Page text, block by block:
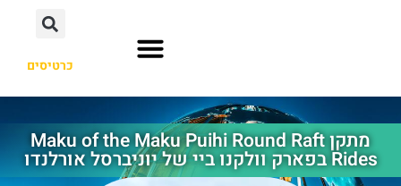
כרטיסים
מתקן Maku of the Maku Puihi Round Raft
Rides בפארק וולקנו ביי של יוניברסל אורלנדו